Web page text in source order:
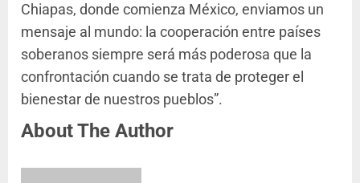
Chiapas, donde comienza México, enviamos un
mensaje al mundo: la cooperación entre países
soberanos siempre será más poderosa que la
confrontación cuando se trata de proteger el
bienestar de nuestros pueblos”.
About The Author